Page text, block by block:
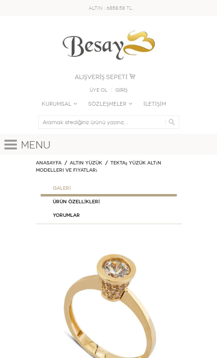
ALTIN : 6858.58 TL
ALIŞVERİŞ SEPETİ
Üye Ol GİRİŞ
KURUMSAL SÖZLEŞMELER İLETİŞİM
Menu
Anasayfa ALTIN YÜZÜK
Tektaş Yüzük Altın
Modelleri ve Fiyatları
GALERİ
ÜRÜN ÖZELLİKLERİ
Yorumlar